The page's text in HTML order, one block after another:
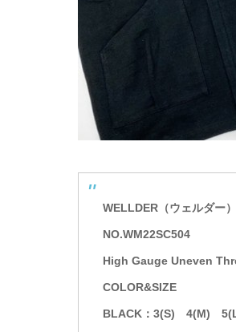
WELLDER（ウェルダー）
NO.WM22SC504
High Gauge Uneven
COLOR&SIZE
BLACK：3(S) 4(M)